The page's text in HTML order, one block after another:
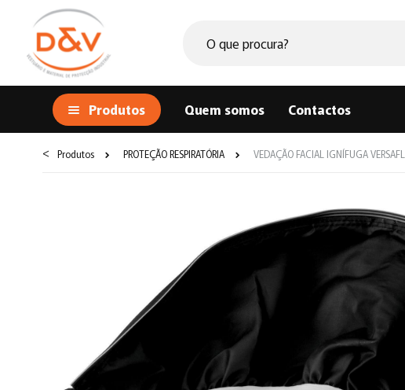
Produtos Quem somos Contactos
< Produtos PROTEÇÃO RESPIRATÓRIA VEDAÇÃO FACIAL IGNÍFUGA